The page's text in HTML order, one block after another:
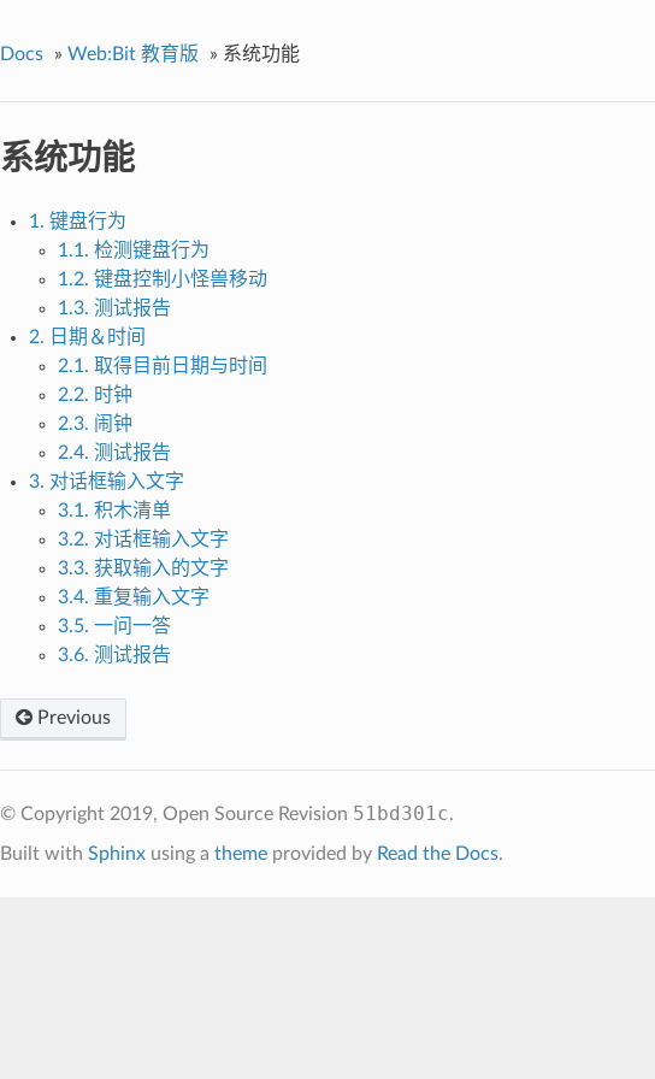
Docs » Web:Bit 教育版 » 系统功能
系统功能
1. 键盘行为
1.1. 检测键盘行为
1.2. 键盘控制小怪兽移动
1.3. 测试报告
2. 日期＆时间
2.1. 取得目前日期与时间
2.2. 时钟
2.3. 闹钟
2.4. 测试报告
3. 对话框输入文字
3.1. 积木清单
3.2. 对话框输入文字
3.3. 获取输入的文字
3.4. 重复输入文字
3.5. 一问一答
3.6. 测试报告
Previous
© Copyright 2019, Open Source Revision 51bd301c.
Built with Sphinxusing a themeprovided by Read the Docs.